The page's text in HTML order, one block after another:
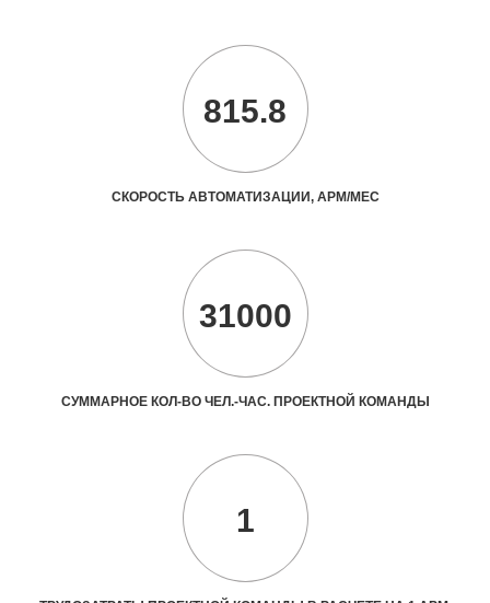
815.8
СКОРОСТЬ АВТОМАТИЗАЦИИ, АРМ/МЕС
31000
СУММАРНОЕ КОЛ-ВО ЧЕЛ.-ЧАС. ПРОЕКТНОЙ КОМАНДЫ
1